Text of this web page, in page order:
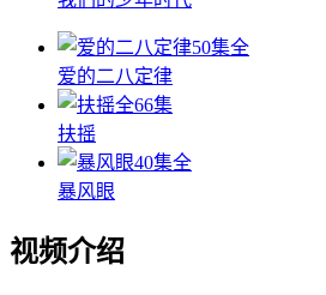
50集全
爱的二八定律
全66集
扶摇
40集全
暴风眼
视频介绍